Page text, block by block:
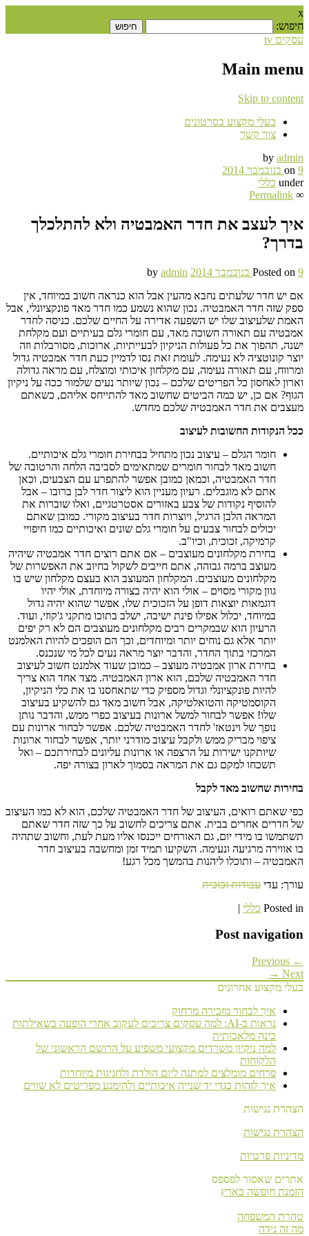
x
חיפוש:
עסקים tv
Main menu
Skip to content
בעלי מקצוע בסרטונים
צור קשר
by admin
on 9 בנובמבר 2014
under כללי
∞
Permalink
איך לעצב את חדר האמבטיה ולא להתלכלך
בדרך?
Posted on 9 בנובמבר 2014 by admin
אם יש חדר שלעתים נחבא מהעין אבל הוא כנראה חשוב במיוחד, אין
ספק שזה חדר האמבטיה. נכון שהוא נשמע כמו חדר מאד פונקציונלי, אבל
האמת שלעיצוב שלו יש השפעה אדירה על החיים שלכם. כניסה לחדר
אמבטיה עם תאורה חשוכה מאד, עם חומרי גלם בעיתיים ועם מקלחת
ישנה, תהפוך את כל פעולות הניקיון לבעייתיות, ארוכות, מסורבלות וזה
יוצר קונוטציה לא נעימה. לעומת זאת נסו לדמיין כעת חדר אמבטיה גדול
ומרווח, עם תאורה נעימה, עם מקלחון איכותי ומוצלח, עם מראה גדולה
וארון לאחסון כל הפריטים שלכם – נכון שיותר נעים שלמור ככה על ניקיון
הגוף? אם כן, יש כמה הביטים שחשוב מאד להתייחס אליהם, כשאתם
מעצבים את חדר האמבטיה שלכם מחדש.
ככל הנקודות החשובות לעיצוב
חומר הגלם – עיצוב נכון מתחיל בבחירת חומרי גלם איכותיים.
חשוב מאד לבחור חומרים שמתאימים לסביבה הלחה והרטובה של
חדר האמבטיה, וכמאן כמובן אפשר להתפרע עם הצבעים, וכאן
אתם לא מוגבלים. רעיון מעניין הוא ליצור חדר לבן ברובו – אבל
להוסיף נקודות של צבע באזורים אסטרטגיים, ואלו שוברות את
המראה הלבן הרגיל, ויוצרות חדר בעיצוב מקורי. כמובן שאתם
יכולים לבחור צבעים על חומרי גלם שונים ואיכותיים כמו חיפויי
קרמיקה, זכוכית, וכיו"ב.
בחירת מקלחונים מעוצבים – אם אתם רוצים חדר אמבטיה שיהיה
מעוצב ברמה גבוהה, אתם חייבים לשקול בחיוב את האפשרות של
מקלחונים מעוצבים. המקלחון המעוצב הוא בעצם מקלחון שיש בו
גוון מקורי מסוים – אולי הוא יהיה בצורה מיוחדת, אולי יהיו
דוגמאות יוצאות דופן על הזכוכית שלו, אפשר שהוא יהיה גדול
במיוחד, יכלול אפילו פינת ישיבה, ישלב בתוכו מתקני ג'קוזי, ועוד.
הרעיון הוא שבמקרים רבים מקלחונים מעוצבים הם לא רק יפים
יותר אלא גם נוחים יותר ומיוחדים, וכך הם הופכים להיות האלמנט
המרכזי בתוך החדר, והדבר יוצר מראה נעים לכל מי שנכנס.
בחירת ארון אמבטיה מעוצב – כמובן שעוד אלמנט חשוב לעיצוב
חדר האמבטיה שלכם, הוא ארון האמבטיה. מצד אחד הוא צריך
להיות פונקציונלי וגדול מספיק כדי שתאחסנו בו את כלי הניקיון,
הקוסמטיקה והטואלטיקה, אבל חשוב מאד גם להשקיע בעיצוב
שלו! אפשר לבחור למשל ארונות בעיצוב כפרי ממש, והדבר נותן
נופך של וינטאז' לחדר האמבטיה שלכם. אפשר לבחור ארונות עם
ציפוי מבריק ממש ולקבל עיצוב מודרני יותר, אפשר לבחור ארונות
שיותקנו ישירות על הרצפה או ארונות עליונים לבחירתכם – ואל
תשכחו למקם גם את המראה בסמוך לארון בצורה יפה.
בחירות שחשוב מאד לקבל
כפי שאתם רואים, העיצוב של חדר האמבטיה שלכם, הוא לא כמו העיצוב
של חדרים אחרים בבית. אתם צריכים לחשוב על כך שזה חדר שאתם
תשתמשו בו מידי יום, גם האורחים ייכנסו אליו מעת לעת, וחשוב שתהיה
בו אווירה מרגיעה ונעימה. השקיעו תמיד זמן ומחשבה בעיצוב חדר
האמבטיה – ותוכלו ליהנות בהמשך מכל רגע!
עורך: עדי עבודות זכוכית
Posted in כללי |
Post navigation
← Previous
Next →
בעלי מקצוע אחרונים
איך לבחור מזכירה מרחוק
נראות ב-AI: למה עסקים צריכים לעקוב אחרי הופעה בשאילתות
בינה מלאכותית
למה ניקיון משרדים מקצועי משפיע על הרושם הראשוני של
הלקוחות
פרחים מומלצים למתנה ליום הולדת ולחגיגות מיוחדות
איך לזהות בגדי יד שנייה איכותיים ולהימנע מפריטים לא שווים
הצהרת נגישות
הצהרת נגישות
מדיניות פרטיות
אתרים שאסור לפספס
הזמנת חופשה בארץ
טהרת המשפחה
מה זה נידה